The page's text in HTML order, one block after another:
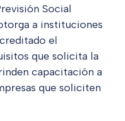
Social
a instituciones
el
que solicita la
capacitación a
que soliciten